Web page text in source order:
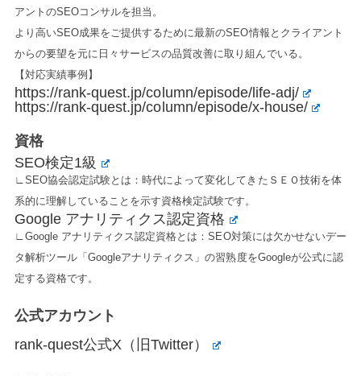
アントのSEOコンサルを担当。
より高いSEO成果をご提供するために最新のSEO情報とクライアント
からの要望を元に日々サービスの品質改善に取り組んでいる。
【対応実績事例】
https://rank-quest.jp/column/episode/life-adj/
https://rank-quest.jp/column/episode/x-house/
資格
SEO検定1級
∟SEO協会認定試験とは：時代によって変化してきたＳＥＯ技術を体
系的に理解していることを示す資格検定試験です。
Google アナリティクス認定資格
∟Google アナリティクス認定資格とは：SEO対策には欠かせないデー
タ解析ツール「Googleアナリティクス」の習熟度をGoogleが公式に認
定する資格です。
公式アカウント
rank-quest公式X（旧Twitter）